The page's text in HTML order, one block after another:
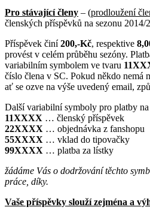
Pro stávající členy – (prodloužení
členských příspěvků na sezonu 2014/
Příspěvek činí200,-Kč, respektive
provést v celém průběhu sezóny.
variabilním symbolem ve tvaru
číslo člena v SC. Pokud někdo nemá
ať se ozve na výše uvedený email,
Další variabilní symboly pro platby
11XXXX … členský příspěvek
22XXXX … objednávka z fanshopu
55XXXX … vklad do tipovačky
99XXXX … platba za lístky
žádáme Vás o dodržování těchto
práce, díky.
Vaše příspěvky slouží zejména a